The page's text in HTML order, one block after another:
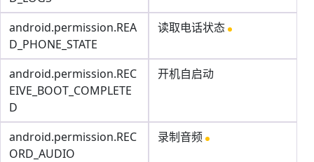
android.permission.REA
D_PHONE_STATE
读取电话状态
android.permission.REC
EIVE_BOOT_COMPLETE
D
开机自启动
android.permission.REC
ORD_AUDIO
录制音频